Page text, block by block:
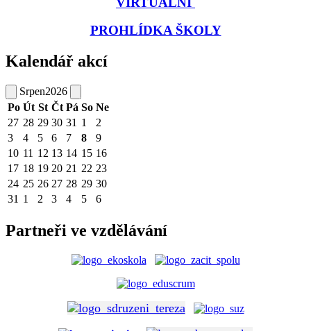
PROHLÍDKA ŠKOLY
Kalendář akcí
Srpen2026
Po Út St Čt Pá So Ne
27 28 29 30 31 1
2
3
4 5 6 7 8
9
10 11 12 13 14 15 16
17 18 19 20 21 22 23
24 25 26 27 28 29 30
31 1 2 3 4 5 6
Partneři ve vzdělávání